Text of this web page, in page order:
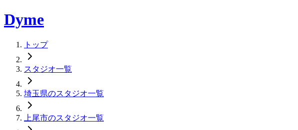
Dyme
トップ
スタジオ一覧
埼玉県のスタジオ一覧
上尾市のスタジオ一覧